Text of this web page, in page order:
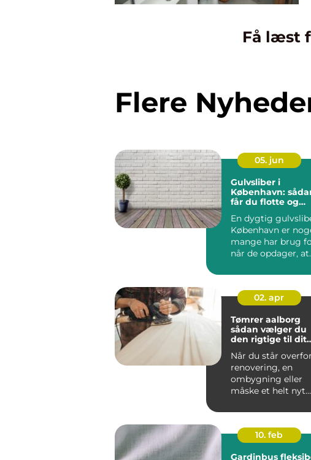
Få læst
Flere
05. jun
Gulvsliber i
København:
får du flotte og
En dygtig
København er
mange har brug
når de opdager, at
02. apr
Tømrer aalborg
sådan vælger du
den rigtige til dit
Når du står
renovering, en
ombygning eller
måske et helt nyt
tømrer...
10. feb
Gardinbus fleksibel